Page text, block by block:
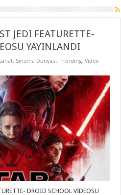
JEDI FEATURETTE-
YAYINLANDI
, Sinema Dünyası,Trending,Video
DROID SCHOOL VİDEOSU